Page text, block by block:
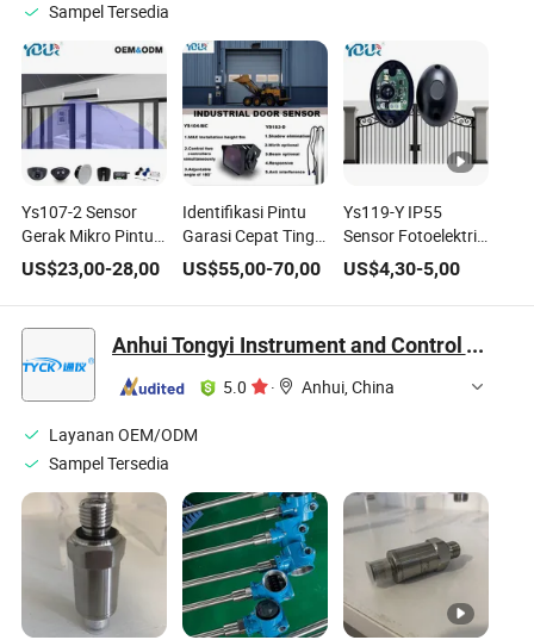
Sampel Tersedia
Ys107-2 Sensor
Gerak Mikro Pintu
Otomatis / Sensor
Keamanan
Inframerah /
Sensor Radar
untuk Pintu Geser
& Ayun Otomatis
US$23,00-28,00
Identifikasi Pintu
Garasi Cepat Tinggi
/ Pintu Atas / Pintu
Industri Sensor
Gerak Radar
Manusia
Kendaraan
US$55,00-70,00
Ys119-Y IP55
Sensor Fotoelektrik
Inframerah
Tunggal untuk
Selamat untuk
Otomatis & Pintu
Geser & Gerbang
Penghalang
US$4,30-5,00
Anhui Tongyi Instrument and Control Technology Co., Ltd.
5.0 · Anhui, China
Layanan OEM/ODM
Sampel Tersedia